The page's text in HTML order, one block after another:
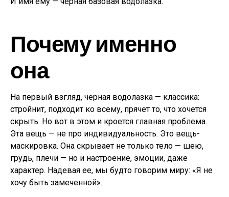
Почему именно
она
На первый взгляд, черная водолазка — классика:
стройнит, подходит ко всему, прячет то, что хочется
скрыть. Но вот в этом и кроется главная проблема.
Эта вещь — не про индивидуальность. Это вещь-
маскировка. Она скрывает не только тело — шею,
грудь, плечи — но и настроение, эмоции, даже
характер. Надевая ее, мы будто говорим миру: «Я не
хочу быть замеченной».